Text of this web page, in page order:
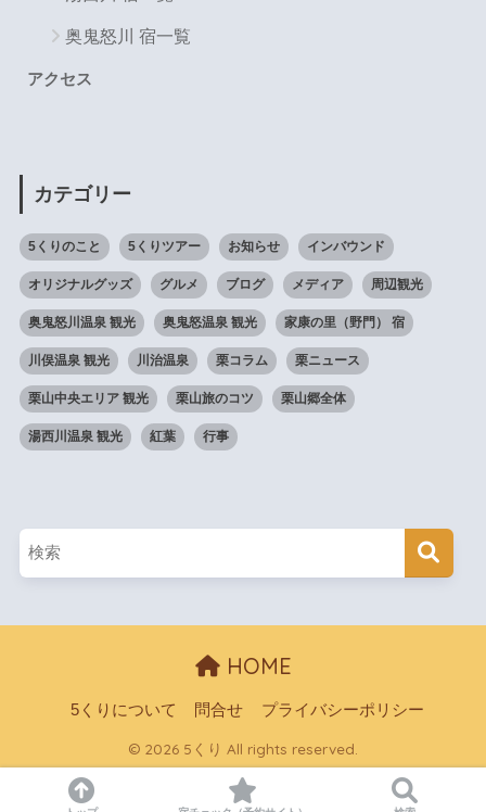
奥鬼怒川 宿一覧
アクセス
カテゴリー
5くりのこと 5くりツアー お知らせ インバウンド
オリジナルグッズ グルメ ブログ メディア 周辺観光
奥鬼怒川温泉 観光 奥鬼怒温泉 観光 家康の里（野門） 宿
川俣温泉 観光 川治温泉 栗コラム 栗ニュース
栗山中央エリア 観光 栗山旅のコツ 栗山郷全体
湯西川温泉 観光 紅葉 行事
HOME
5くりについて 問合せ プライバシーポリシー
© 2026 5くり All rights reserved.